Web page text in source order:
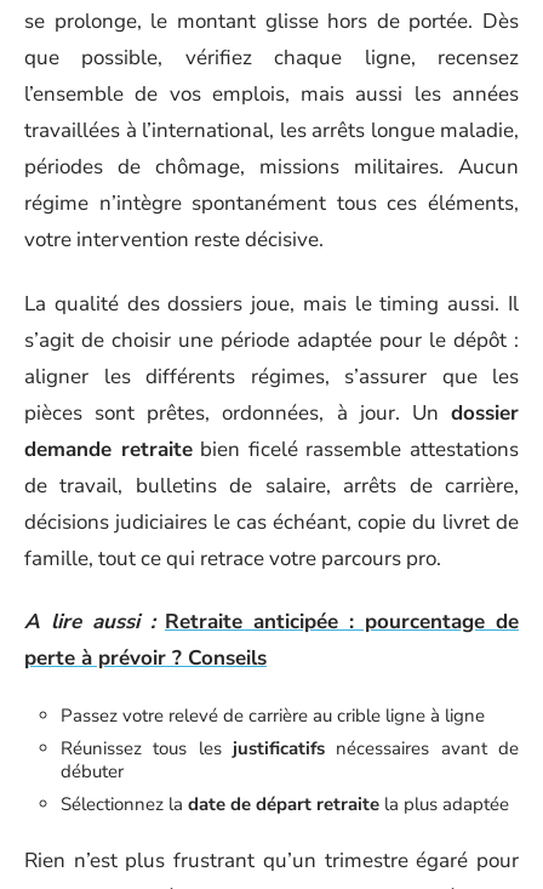
se prolonge, le montant glisse hors de portée. Dès
que possible, vérifiez chaque ligne, recensez
l’ensemble de vos emplois, mais aussi les années
travaillées à l’international, les arrêts longue maladie,
périodes de chômage, missions militaires. Aucun
régime n’intègre spontanément tous ces éléments,
votre intervention reste décisive.
La qualité des dossiers joue, mais le timing aussi. Il
s’agit de choisir une période adaptée pour le dépôt :
aligner les différents régimes, s’assurer que les
pièces sont prêtes, ordonnées, à jour. Un dossier
demande retraitebien ficelé rassemble attestations
de travail, bulletins de salaire, arrêts de carrière,
décisions judiciaires le cas échéant, copie du livret de
famille, tout ce qui retrace votre parcours pro.
A lire aussi : Retraite anticipée : pourcentage de
perte à prévoir ? Conseils
Passez votre relevé de carrière au crible ligne à ligne
Réunissez tous les justificatifs nécessaires avant de
débuter
Sélectionnez la date de départ retraite la plus adaptée
Rien n’est plus frustrant qu’un trimestre égaré pour